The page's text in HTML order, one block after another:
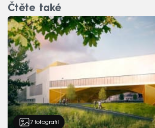
Čtěte také
7 fotografií